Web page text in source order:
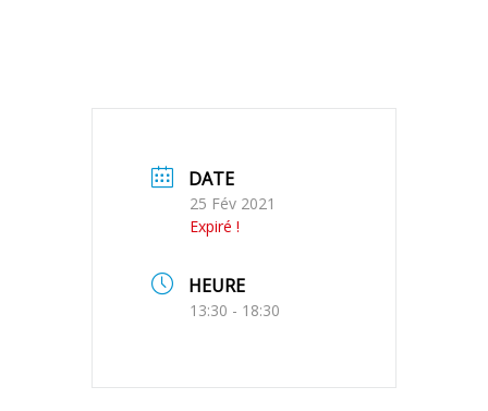
DATE
25 Fév 2021
Expiré !
HEURE
13:30 - 18:30